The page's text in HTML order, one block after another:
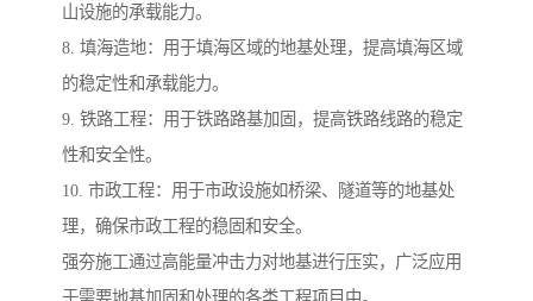
山设施的承载能力。
8. 填海造地：用于填海区域的地基处理，提高填海区域
的稳定性和承载能力。
9. 铁路工程：用于铁路路基加固，提高铁路线路的稳定
性和安全性。
10. 市政工程：用于市政设施如桥梁、隧道等的地基处
理，确保市政工程的稳固和安全。
强夯施工通过高能量冲击力对地基进行压实，广泛应用